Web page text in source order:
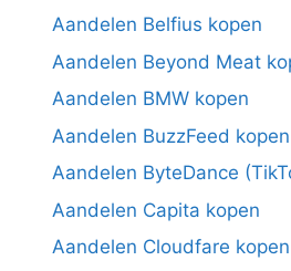
Aandelen Belfius kopen
Aandelen Beyond Meat
Aandelen BMW kopen
Aandelen BuzzFeed kopen
Aandelen ByteDance
Aandelen Capita kopen
Aandelen Cloudfare kopen